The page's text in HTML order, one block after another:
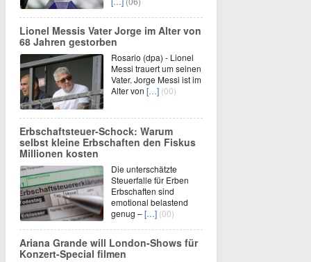
Lionel Messis Vater Jorge im Alter von
68 Jahren gestorben
Rosario (dpa) - Lionel
Messi trauert um seinen
Vater. Jorge Messi ist im
Alter von […] (00)
Erbschaftsteuer-Schock: Warum
selbst kleine Erbschaften den Fiskus
Millionen kosten
Die unterschätzte
Steuerfalle für Erben
Erbschaften sind
emotional belastend
genug –[…] (00)
Ariana Grande will London-Shows für
Konzert-Special filmen